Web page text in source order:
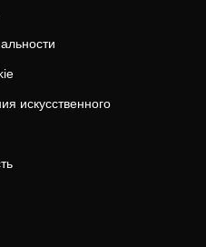
искусственного